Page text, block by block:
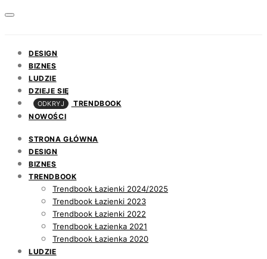
DESIGN
BIZNES
LUDZIE
DZIEJE SIĘ
ODKRYJ
TRENDBOOK
NOWOŚCI
STRONA GŁÓWNA
DESIGN
BIZNES
TRENDBOOK
Trendbook Łazienki 2024/2025
Trendbook Łazienki 2023
Trendbook Łazienki 2022
Trendbook Łazienka 2021
Trendbook Łazienka 2020
LUDZIE